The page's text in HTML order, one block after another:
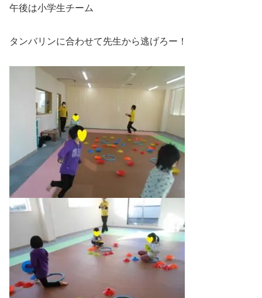
午後は小学生チーム
タンバリンに合わせて先生から逃げろー！